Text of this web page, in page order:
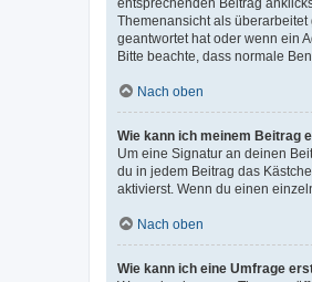
Themenansicht als
geantwortet hat oder wenn ein
Bitte beachte, dass normale
Nach oben
Wie kann ich meinem Beitrag
Um eine Signatur an deinen
du in jedem Beitrag das
aktivierst. Wenn du einen
Nach oben
Wie kann ich eine Umfrage